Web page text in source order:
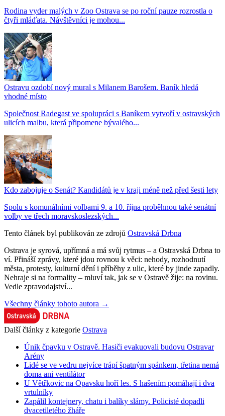
Rodina vyder malých v Zoo Ostrava se po roční pauze rozrostla o
čtyři mláďata. Návštěvníci je mohou...
Ostravu ozdobí nový mural s Milanem Barošem. Baník hledá
vhodné místo
Společnost Radegast ve spolupráci s Baníkem vytvoří v ostravských
ulicích malbu, která připomene bývalého...
Kdo zabojuje o Senát? Kandidátů je v kraji méně než před šesti lety
Spolu s komunálními volbami 9. a 10. října proběhnou také senátní
volby ve třech moravskoslezských...
Tento článek byl publikován ze zdrojů Ostravská Drbna
Ostrava je syrová, upřímná a má svůj rytmus – a Ostravská Drbna to
ví. Přináší zprávy, které jdou rovnou k věci: nehody, rozhodnutí
města, protesty, kulturní dění i příběhy z ulic, které by jinde zapadly.
Nehraje si na formality – mluví tak, jak se v Ostravě žije: na rovinu.
Vedle zpravodajství...
Všechny články tohoto autora →
Další články z kategorie Ostrava
Únik čpavku v Ostravě. Hasiči evakuovali budovu Ostravar
Arény
Lidé se ve vedru nejvíce trápí špatným spánkem, třetina nemá
doma ani ventilátor
U Větřkovic na Opavsku hoří les. S hašením pomáhají i dva
vrtulníky
Zapálil kontejnery, chatu i balíky slámy. Policisté dopadli
dvacetiletého žháře